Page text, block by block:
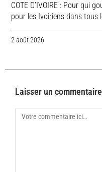
COTE D’IVOIRE : Pour qui
pour les Ivoiriens dans tous
2 août 2026
Laisser un commentaire